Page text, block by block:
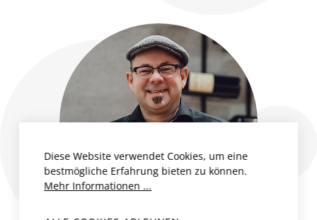
Diese Website verwendet Cookies, um eine
bestmögliche Erfahrung bieten zu können.
Mehr Informationen ...